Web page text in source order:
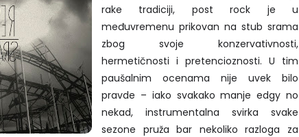
rake tradiciji, post rock je u
međuvremenu prikovan na stub srama
zbog svoje konzervativnosti,
hermetičnosti i pretencioznosti. U tim
paušalnim ocenama nije uvek bilo
pravde – iako svakako manje edgy no
nekad, instrumentalna svirka svake
sezone pruža bar nekoliko razloga za